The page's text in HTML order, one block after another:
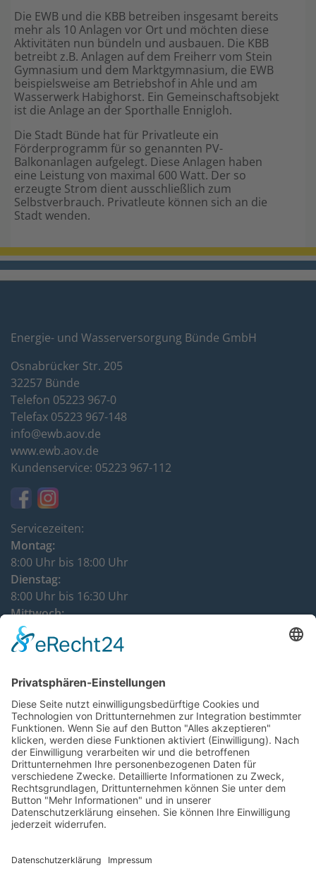
Die EWB und die KBB betreiben insgesamt bereits
mehr als 10 Anlagen vor Ort und möchten diese
Aktivitäten nun bündeln und ausbauen. Die KBB
betreibt z.B. Anlagen auf dem Freiherr vom Stein
Gymnasium und dem Marktgymnasium, die EWB
beispielsweise am Betriebshof in Ahle und am
Wasserwerk Habighorst. Ein Gemeinschaftsobjekt
ist die Anlage an der Sporthalle Ennigloh.
Die Stadt Bünde hat für Privatleute ein
Förderprogramm für so genannten PV-
Balkonanlagen aufgelegt. Diese Anlagen haben
eine Leistung von maximal 600 Watt. Der so
erzeugte Strom dient ausschließlich zum
Selbstverbrauch. Privatleute können sich an die
Stadt wenden.
Energie- und Wasserversorgung Bünde GmbH
Osnabrücker Str. 205
32257 Bünde
Telefon 05223 967-0
Telefax 05223 967-148
info@ewb.aov.de
www.ewb.aov.de
Kundenservice: 05223 967-112
Servicezeiten:
Montag:
8:00 Uhr bis 18:00 Uhr
Dienstag:
8:00 Uhr bis 16:30 Uhr
Mittwoch:
8:00 Uhr bis 12:00 Uhr
Donnerstag:
DATENSCHUTZHINWEISE
IMPRESSUM
KONTAKT
VERTRÄGE KÜNDIGEN
BARRIEREFREIHEITSERKLÄRUNG